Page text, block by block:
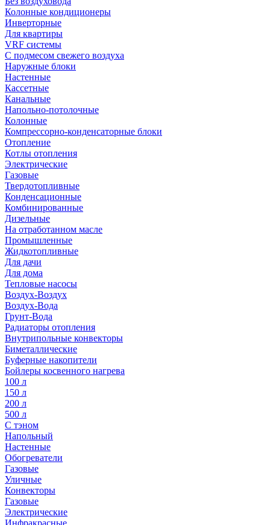
Колонные кондиционеры
Инверторные
Для квартиры
VRF системы
С подмесом свежего воздуха
Наружные блоки
Настенные
Кассетные
Канальные
Напольно-потолочные
Колонные
Компрессорно-конденсаторные блоки
Отопление
Котлы отопления
Электрические
Газовые
Твердотопливные
Конденсационные
Комбинированные
Дизельные
На отработанном масле
Промышленные
Жидкотопливные
Для дачи
Для дома
Тепловые насосы
Воздух-Воздух
Воздух-Вода
Грунт-Вода
Радиаторы отопления
Внутрипольные конвекторы
Биметаллические
Буферные накопители
Бойлеры косвенного нагрева
100 л
150 л
200 л
500 л
С тэном
Напольный
Настенные
Обогреватели
Газовые
Уличные
Конвекторы
Газовые
Электрические
Инфракрасные